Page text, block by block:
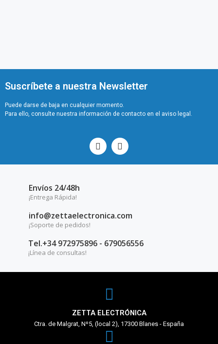
Suscríbete a nuestra Newsletter
Puede darse de baja en cualquier momento.
Para ello, consulte nuestra información de contacto en el aviso legal.
Envíos 24/48h
¡Entrega Rápida!
info@zettaelectronica.com
¡Soporte de pedidos!
Tel.+34 972975896 - 679056556
¡Línea de consultas!
ZETTA ELECTRÓNICA
Ctra. de Malgrat, Nº5, (local 2), 17300 Blanes - España